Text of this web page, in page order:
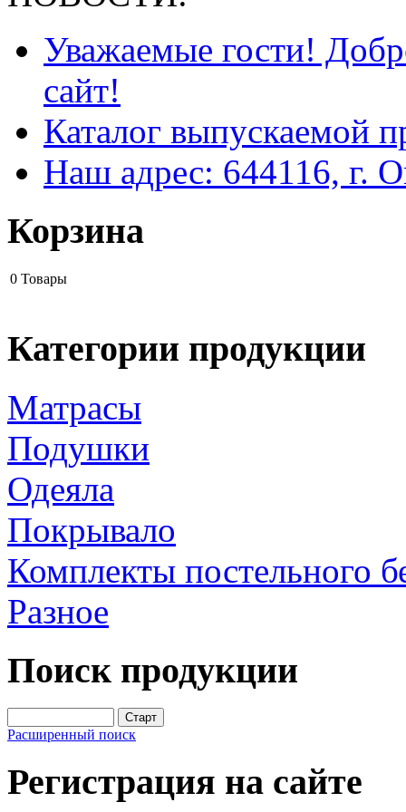
Уважаемые гости!
сайт!
Каталог выпускаемой
Наш адрес: 644116, г.
Корзина
0 Товары
Категории продукции
Матрасы
Подушки
Одеяла
Покрывало
Комплекты постельного
Разное
Поиск продукции
Расширенный поиск
Регистрация на сайте